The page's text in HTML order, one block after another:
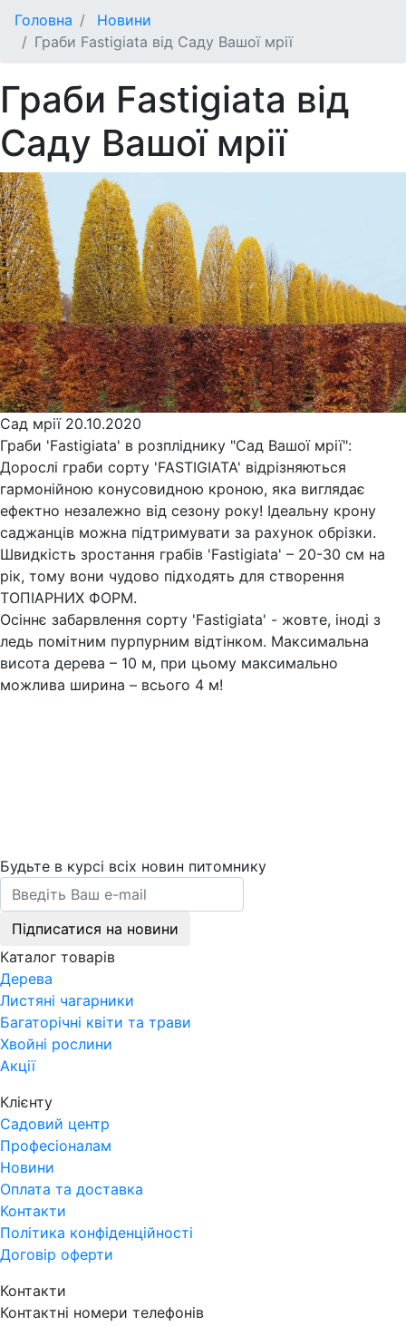
Головна
Новини
Граби Fastigiata від Саду Вашої мрії
Граби Fastigiata від
Саду Вашої мрії
Сад мрії 20.10.2020
Граби 'Fastigiata' в розпліднику "Сад Вашої мрії":
Дорослі граби сорту 'FASTIGIATA' відрізняються
гармонійною конусовидною кроною, яка виглядає
ефектно незалежно від сезону року! Ідеальну крону
саджанців можна підтримувати за рахунок обрізки.
Швидкість зростання грабів 'Fastigiata' – 20-30 см на
рік, тому вони чудово підходять для створення
ТОПІАРНИХ ФОРМ.
Осіннє забарвлення сорту 'Fastigiata' - жовте, іноді з
ледь помітним пурпурним відтінком. Максимальна
висота дерева – 10 м, при цьому максимально
можлива ширина – всього 4 м!
Будьте в курсі всіх новин питомнику
Підписатися на новини
Каталог товарів
Дерева
Листяні чагарники
Багаторічні квіти та трави
Хвойні рослини
Акції
Клієнту
Садовий центр
Професіоналам
Новини
Оплата та доставка
Контакти
Політика конфіденційності
Договір оферти
Контакти
Контактні номери телефонів